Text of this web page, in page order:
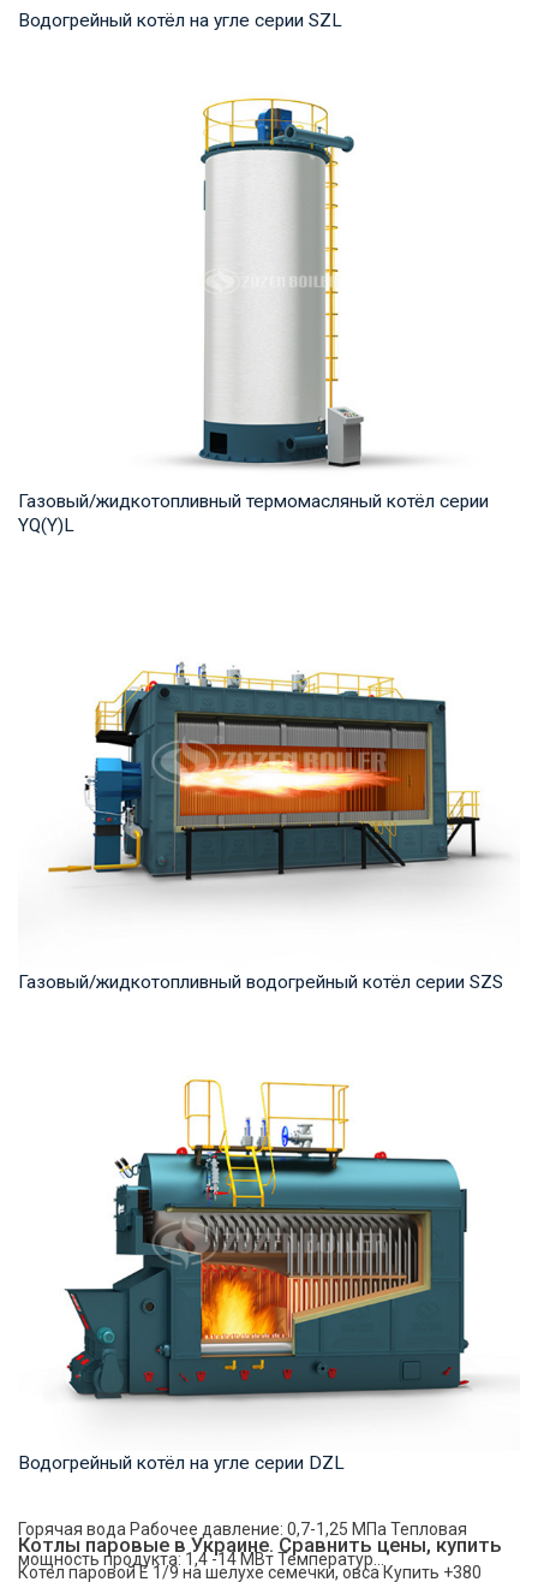
Водогрейный котёл на угле серии SZL
мощность продукта: 2,8-29 МВт Температура...
Газовый/жидкотопливный термомасляный котёл серии
YQ(Y)L
Газовый/жидкотопливный водогрейный котёл серии SZS
мощность продукта: 7-70 МВт Температура на...
Водогрейный котёл на угле серии DZL
Горячая вода Рабочее давление: 0,7-1,25 МПа Тепловая
мощность продукта: 1,4 -14 МВт Температур...
Котлы паровые в Украине. Сравнить цены, купить
Котел паровой Е 1/9 на шелухе семечки, овса Купить +380